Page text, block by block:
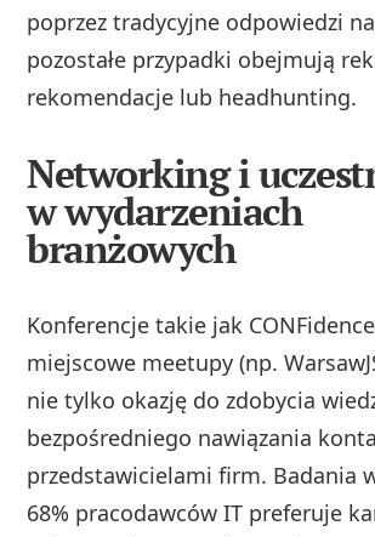
poprzez tradycyjne odpowiedzi
pozostałe przypadki obejmują
rekomendacje lub headhunting.
Networking i
w wydarzeniach
branżowych
Konferencje takie jak
miejscowe meetupy (np.
nie tylko okazję do zdobycia
bezpośredniego nawiązania
przedstawicielami firm. Badania
68% pracodawców IT preferuje